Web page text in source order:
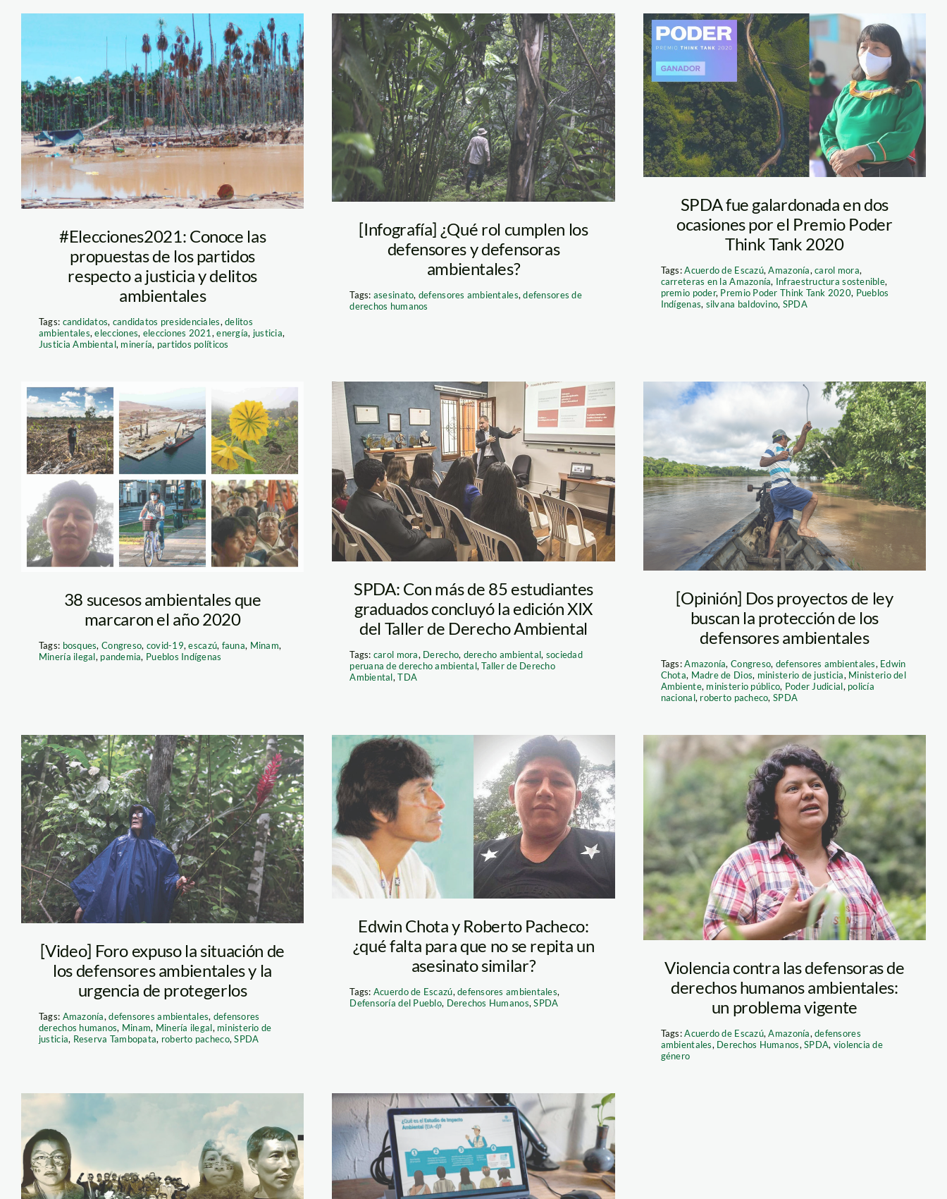
mineria-ilegal—
madre-de-dios—
tambopata—
fema
#Elecciones2021: Conoce las
propuestas de los partidos
respecto a justicia y delitos
ambientales
Tags: candidatos, candidatos presidenciales,delitos
ambientales,elecciones, elecciones 2021 ,energía, justicia,
Justicia Ambiental, minería, partidos políticos
Defensor
ambiental
[Infografía] ¿Qué rol cumplen los
defensores y defensoras
ambientales?
Tags: asesinato, defensores ambientales,defensores de
derechos humanos
premio poder
spda 20201
SPDA fue galardonada en dos
ocasiones por el Premio Poder
Think Tank 2020
Tags:Acuerdo de Escazú,Amazonía,carol mora,
carreteras en la Amazonía, Infraestructura sostenible,
premio poder, Premio Poder Think Tank 2020, Pueblos
Indígenas, silvana baldovino, SPDA
sucesos
ambientales del
2020 – spda
38 sucesos ambientales que
marcaron el año 2020
Tags: bosques, Congreso, covid-19,escazú, fauna, Minam,
Minería ilegal, pandemia, Pueblos Indígenas
taller_derecho_ambiental_SPDA
SPDA: Con más de 85 estudiantes
graduados concluyó la edición XIX
del Taller de Derecho Ambiental
Tags: carol mora, Derecho, derecho ambiental, sociedad
peruana de derecho ambiental,Taller de Derecho
Ambiental,TDA
Defensores
Ambientales-
SPDA-3
[Opinión] Dos proyectos de ley
buscan la protección de los
defensores ambientales
Tags:Amazonía, Congreso, defensores ambientales, Edwin
Chota, Madre de Dios, ministerio de justicia, Ministerio del
Ambiente, ministerio público, Poder Judicial, policía
nacional, roberto pacheco, SPDA
Victor
Zambrano-
Defensores-
SPDA
[Video] Foro expuso la situación de
los defensores ambientales y la
urgencia de protegerlos
Tags: Amazonía,defensores ambientales, defensores
derechos humanos, Minam, Minería ilegal, ministerio de
justicia, Reserva Tambopata, roberto pacheco,SPDA
edwin-chota-y-
roberto-pacheco
—defensores-
ambientales
Edwin Chota y Roberto Pacheco:
¿qué falta para que no se repita un
asesinato similar?
Tags: Acuerdo de Escazú,defensores ambientales,
Defensoría del Pueblo, Derechos Humanos,SPDA
Berta Caceres
2015 Goldman
Environmental
Award Recipient
Berta Caceres 2015 Goldman
Environmental Award Recipient
Violencia contra las defensoras de
derechos humanos ambientales:
un problema vigente
Tags:Acuerdo de Escazú,Amazonía,defensores
ambientales, Derechos Humanos,SPDA, violencia de
género
Defender-sin-
miedo—
acceso-a-
informacion—